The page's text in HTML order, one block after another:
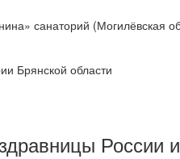
санаторий (Могилёвская
Брянской области
России